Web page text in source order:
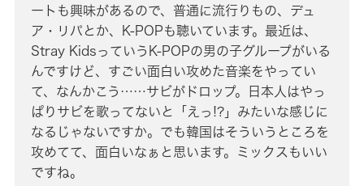
ートも興味があるので、普通に流行りもの、デュ
ア・リパとか、K-POPも聴いています。最近は、
Stray KidsっていうK-POPの男の子グループがいる
んですけど、すごい面白い攻めた音楽をやってい
て、なんかこう……サビがドロップ。日本人はやっ
ぱりサビを歌ってないと「えっ!?」みたいな感じに
なるじゃないですか。でも韓国はそういうところを
攻めてて、面白いなぁと思います。ミックスもいい
ですね。